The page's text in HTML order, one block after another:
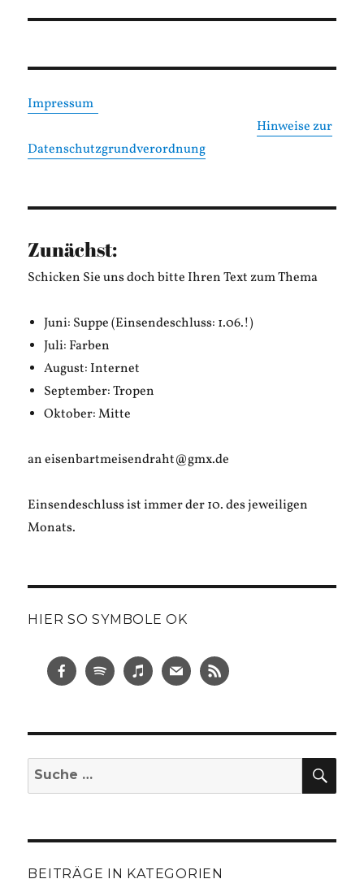
Impressum
Hinweise zur
Datenschutzgrundverordnung
Zunächst:
Schicken Sie uns doch bitte Ihren Text zum Thema
Juni: Suppe (Einsendeschluss: 1.06.!)
Juli: Farben
August: Internet
September: Tropen
Oktober: Mitte
an eisenbartmeisendraht@gmx.de
Einsendeschluss ist immer der 10. des jeweiligen
Monats.
HIER SO SYMBOLE OK
Suche
nach:
BEITRÄGE IN KATEGORIEN